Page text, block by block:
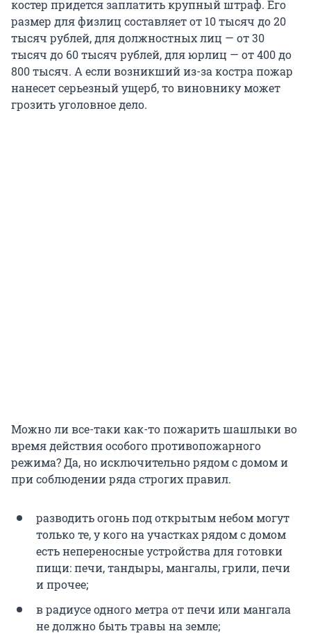
костер придется заплатить крупный штраф. Его
размер для физлиц составляет от 10 тысяч до 20
тысяч рублей, для должностных лиц — от 30
тысяч до 60 тысяч рублей, для юрлиц — от 400 до
800 тысяч. А если возникший из-за костра пожар
нанесет серьезный ущерб, то виновнику может
грозить уголовное дело.
Можно ли все-таки как-то пожарить шашлыки во
время действия особого противопожарного
режима? Да, но исключительно рядом с домом и
при соблюдении ряда строгих правил.
разводить огонь под открытым небом могут
только те, у кого на участках рядом с домом
есть непереносные устройства для готовки
пищи: печи, тандыры, мангалы, грили, печи
и прочее;
в радиусе одного метра от печи или мангала
не должно быть травы на земле;